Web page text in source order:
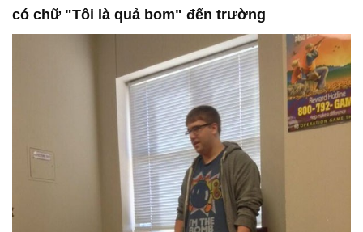
có chữ "Tôi là quả bom" đến trường